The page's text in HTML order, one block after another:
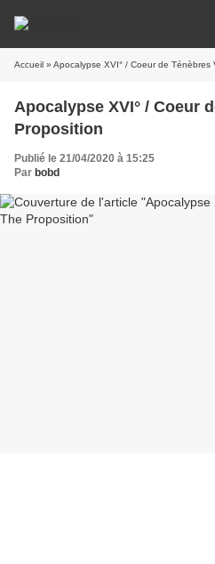
Accueil » Apocalypse XVI° / Coeur de Ténèbres
Apocalypse XVI° / Coeur de Ténèbres Vs. The
Proposition
Publié le 21/04/2020 à 15:25
Par bobd